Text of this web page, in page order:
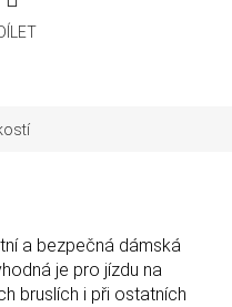
a bezpečná dámská
je pro jízdu na
bruslích i při ostatních